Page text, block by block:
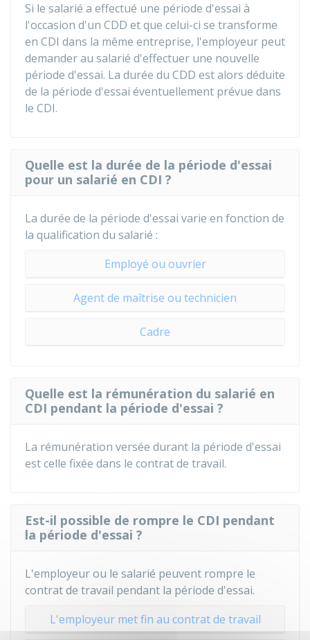
Si le salarié a effectué une période d'essai à
l'occasion d'un CDD et que celui-ci se transforme
en CDI dans la même entreprise, l'employeur peut
demander au salarié d'effectuer une nouvelle
période d'essai. La durée du CDD est alors déduite
de la période d'essai éventuellement prévue dans
le CDI.
Quelle est la durée de la période d'essai
pour un salarié en CDI ?
La durée de la période d'essai varie en fonction de
la qualification du salarié :
Employé ou ouvrier
Agent de maîtrise ou technicien
Cadre
Quelle est la rémunération du salarié en
CDI pendant la période d'essai ?
La rémunération versée durant la période d'essai
est celle fixée dans le contrat de travail.
Est-il possible de rompre le CDI pendant
la période d'essai ?
L'employeur ou le salarié peuvent rompre le
contrat de travail pendant la période d'essai.
L'employeur met fin au contrat de travail